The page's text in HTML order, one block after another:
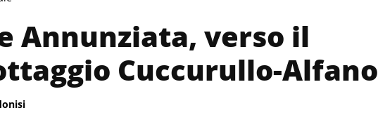
Annunziata, verso il
Cuccurullo-Alfano